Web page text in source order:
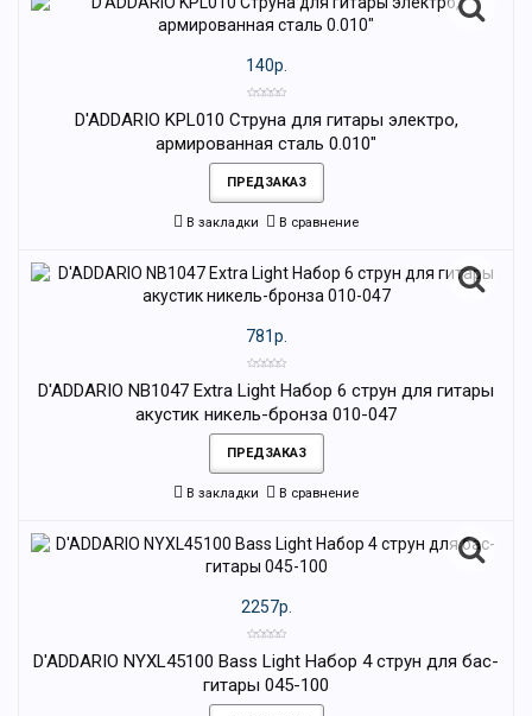
140р.
D'ADDARIO KPL010 Струна для гитары электро,
армированная сталь 0.010"
ПРЕДЗАКАЗ
В закладки В сравнение
781р.
D'ADDARIO NB1047 Extra Light Набор 6 струн для гитары
акустик никель-бронза 010-047
ПРЕДЗАКАЗ
В закладки В сравнение
2257р.
D'ADDARIO NYXL45100 Bass Light Набор 4 струн для бас-
гитары 045-100